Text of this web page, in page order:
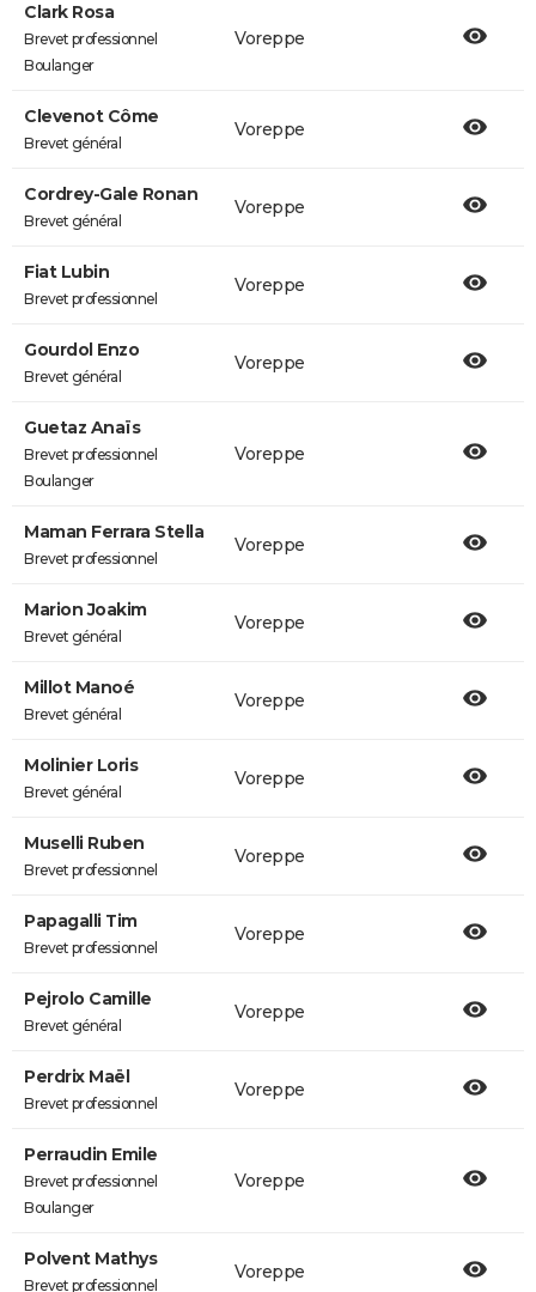
Clark Rosa
Brevet professionnel
Boulanger
Voreppe
Clevenot Côme
Brevet général
Voreppe
Cordrey-Gale Ronan
Brevet général
Voreppe
Fiat Lubin
Brevet professionnel
Voreppe
Gourdol Enzo
Brevet général
Voreppe
Guetaz Anaïs
Brevet professionnel
Boulanger
Voreppe
Maman Ferrara Stella
Brevet professionnel
Voreppe
Marion Joakim
Brevet général
Voreppe
Millot Manoé
Brevet général
Voreppe
Molinier Loris
Brevet général
Voreppe
Muselli Ruben
Brevet professionnel
Voreppe
Papagalli Tim
Brevet professionnel
Voreppe
Pejrolo Camille
Brevet général
Voreppe
Perdrix Maël
Brevet professionnel
Voreppe
Perraudin Emile
Brevet professionnel
Boulanger
Voreppe
Polvent Mathys
Brevet professionnel
Voreppe